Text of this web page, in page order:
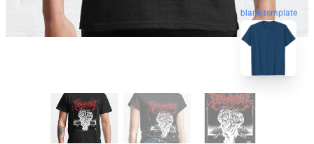
blank template